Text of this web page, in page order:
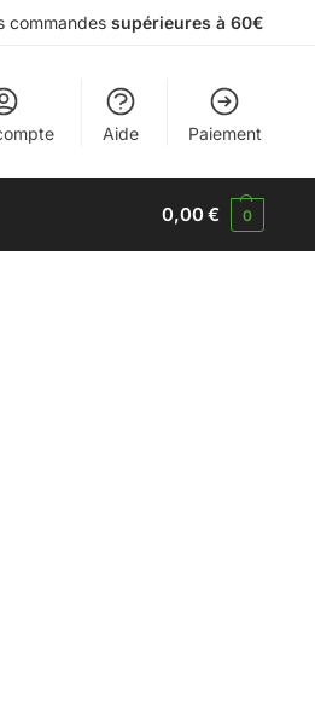
commandessupérieures à 60€
Aide Paiement
0,00€ 0